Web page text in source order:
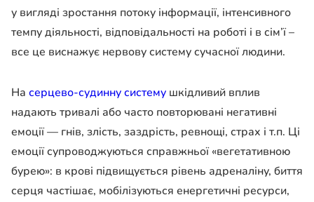
у вигляді зростання потоку інформації, інтенсивного
темпу діяльності, відповідальності на роботі і в сім’ї –
все це виснажує нервову систему сучасної людини.
На серцево-судинну систему шкідливий вплив
надають тривалі або часто повторювані негативні
емоції — гнів, злість, заздрість, ревнощі, страх і т.п. Ці
емоції супроводжуються справжньої «вегетативною
бурею»: в крові підвищується рівень адреналіну, биття
серця частішає, мобілізуються енергетичні ресурси,